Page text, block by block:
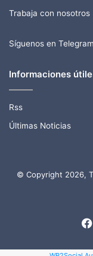
Trabaja con nosotros
Síguenos en
Informaciones
Rss
Últimas Noticias
© Copyright 2026,